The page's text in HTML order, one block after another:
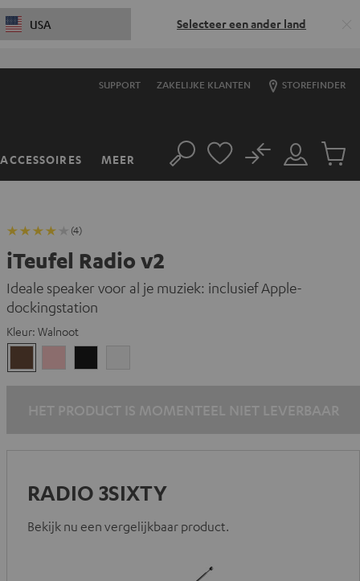
USA Selecteer een ander land
SUPPORT ZAKELIJKE KLANTEN STOREFINDER
ACCESSOIRES MEER Zoeken
Mijn
account
No
(4)
iTeufel Radio v2
Ideale speaker voor al je muziek: inclusief Apple-
dockingstation
Kleur: Walnoot
RADIO 3SIXTY
Bekijk nu een vergelijkbaar product.